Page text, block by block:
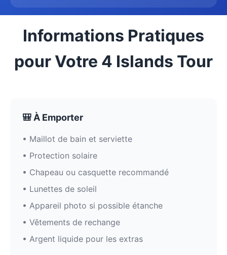
Informations Pratiques
pour Votre 4 Islands Tour
🎒 À Emporter
• Maillot de bain et serviette
• Protection solaire
• Chapeau ou casquette recommandé
• Lunettes de soleil
• Appareil photo si possible étanche
• Vêtements de rechange
• Argent liquide pour les extras